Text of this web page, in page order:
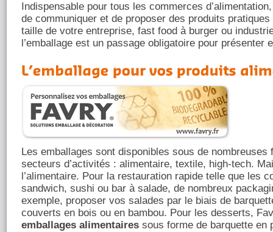
Indispensable pour tous les commerces d’alimentation,
de communiquer et de proposer des produits
taille de votre entreprise, fast food à burger ou
l’emballage est un passage obligatoire pour présenter
Les emballages sont disponibles sous de
secteurs d’activités : alimentaire, textile, high-tech.
l’alimentaire. Pour la restauration rapide telle que les
sandwich, sushi ou bar à salade, de nombreux
exemple, proposer vos salades par le biais de
couverts en bois ou en bambou. Pour les desserts,
emballages alimentaires sous forme de barquette en